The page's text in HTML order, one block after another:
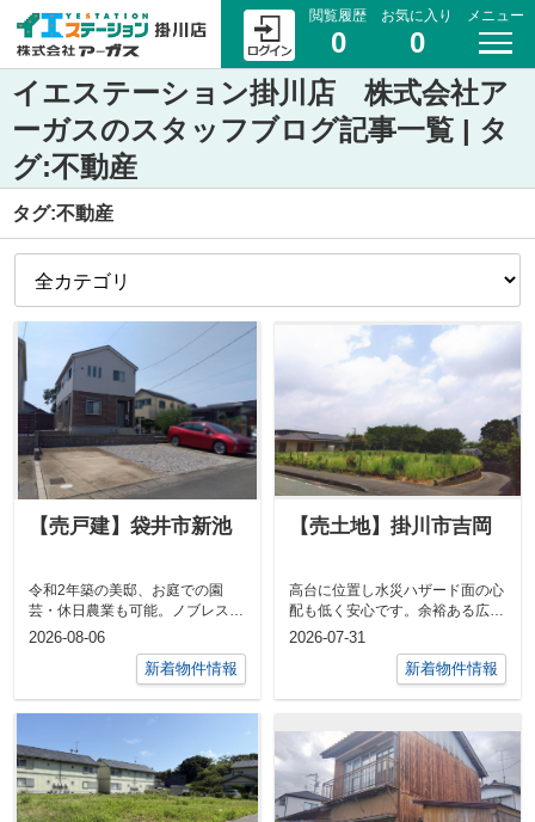
閲覧履歴
0
お気に入り
0
メニュー
イエステーション掛川店 株式会社ア
ーガスのスタッフブログ記事一覧 | タ
グ:不動産
タグ:不動産
【売戸建】袋井市新池
令和2年築の美邸、お庭での園
芸・休日農業も可能。ノブレスパ
ルク袋井まで車で約5分と便利な
2026-08-06
新着物件情報
【売土地】掛川市吉岡
高台に位置し水災ハザード面の心
配も低く安心です。余裕ある広さ
で建物建築はもちろん多目的にご
2026-07-31
新着物件情報